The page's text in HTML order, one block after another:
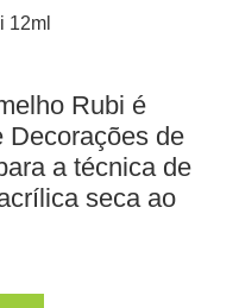
12ml
Rubi é
Decorações de
a técnica de
seca ao